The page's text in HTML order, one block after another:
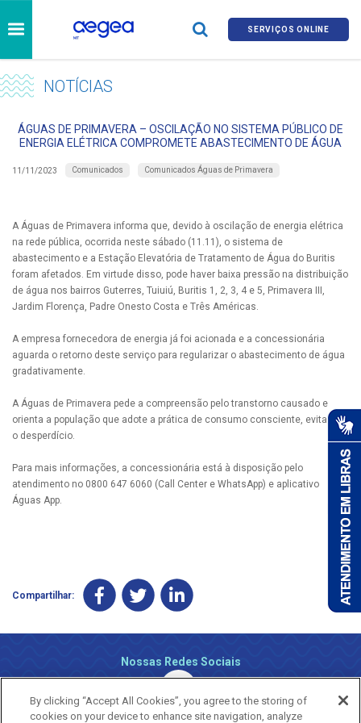
SERVIÇOS ONLINE
NOTÍCIAS
ÁGUAS DE PRIMAVERA – OSCILAÇÃO NO SISTEMA PÚBLICO DE
ENERGIA ELÉTRICA COMPROMETE ABASTECIMENTO DE ÁGUA
11/11/2023 Comunicados Comunicados Águas de Primavera
A Águas de Primavera informa que, devido à oscilação de energia elétrica
na rede pública, ocorrida neste sábado (11.11), o sistema de
abastecimento e a Estação Elevatória de Tratamento de Água do Buritis
foram afetados. Em virtude disso, pode haver baixa pressão na distribuição
de água nos bairros Guterres, Tuiuiú, Buritis 1, 2, 3, 4 e 5, Primavera III,
Jardim Florença, Padre Onesto Costa e Três Américas.
A empresa fornecedora de energia já foi acionada e a concessionária
aguarda o retorno deste serviço para regularizar o abastecimento de água
gradativamente.
A Águas de Primavera pede a compreensão pelo transtorno causado e
orienta a população que adote a prática de consumo consciente, evitando
o desperdício.
Para mais informações, a concessionária está à disposição pelo
atendimento no 0800 647 6060 (Call Center e WhatsApp) e aplicativo
Águas App.
Compartilhar:
Nossas Redes Sociais
By clicking “Accept All Cookies”, you agree to the storing of
cookies on your device to enhance site navigation, analyze